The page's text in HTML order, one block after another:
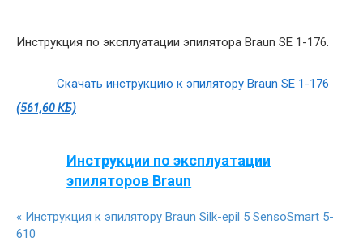
Инструкция по эксплуатации эпилятора Braun SE 1-176.
Скачать инструкцию к эпилятору Braun SE 1-176
(561,60 КБ)
Инструкции по эксплуатации
эпиляторов Braun
« Инструкция к эпилятору Braun Silk-epil 5 SensoSmart 5-
610